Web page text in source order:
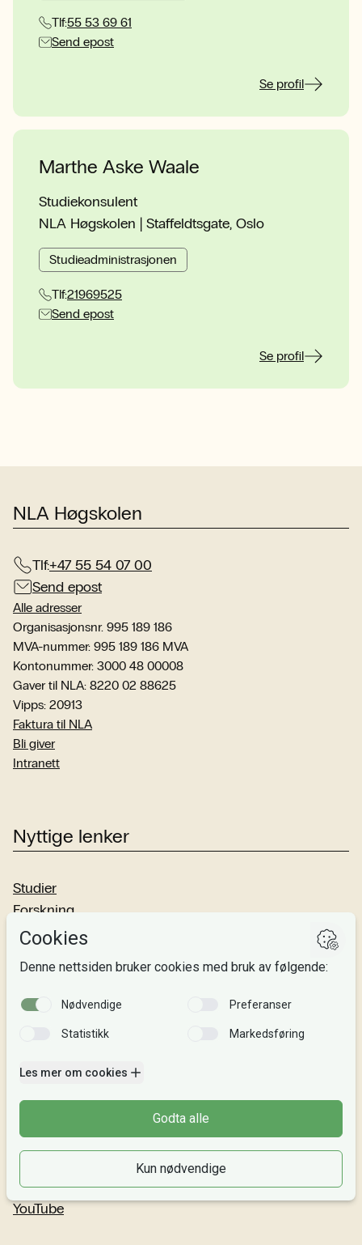
Tlf:55 53 69 61
Send epost
Se profil
Marthe Aske Waale
Studiekonsulent
NLA Høgskolen | Staffeldtsgate, Oslo
Studieadministrasjonen
Tlf:21969525
Send epost
Se profil
NLA Høgskolen
Tlf:+47 55 54 07 00
Send epost
Alle adresser
Organisasjonsnr. 995 189 186
MVA-nummer: 995 189 186 MVA
Kontonummer: 3000 48 00008
Gaver til NLA: 8220 02 88625
Vipps: 20913
Faktura til NLA
Bli giver
Intranett
Nyttige lenker
Studier
Forskning
Om oss
Si fra!
Følg oss
TikTok
LinkedIn
YouTube